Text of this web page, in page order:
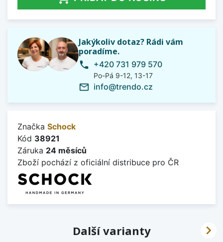
Jakýkoliv dotaz? Rádi vám
poradíme.
phone +420 731 979 570
Po-Pá 9-12, 13-17
mail_outline info@trendo.cz
Značka Schock
Kód 38921
Záruka 24 měsíců
Zboží pochází z oficiální distribuce pro ČR
Další varianty 